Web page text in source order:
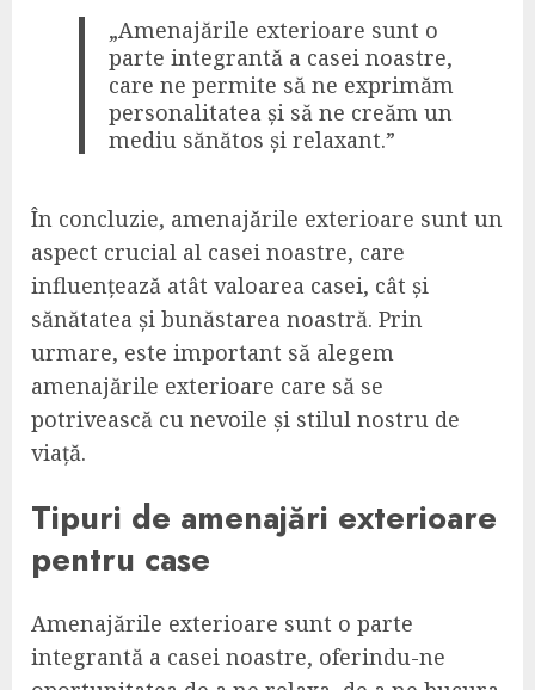
„Amenajările exterioare sunt o
parte integrantă a casei noastre,
care ne permite să ne exprimăm
personalitatea și să ne creăm un
mediu sănătos și relaxant.”
În concluzie, amenajările exterioare sunt un
aspect crucial al casei noastre, care
influențează atât valoarea casei, cât și
sănătatea și bunăstarea noastră. Prin
urmare, este important să alegem
amenajările exterioare care să se
potrivească cu nevoile și stilul nostru de
viață.
Tipuri de amenajări exterioare
pentru case
Amenajările exterioare sunt o parte
integrantă a casei noastre, oferindu-ne